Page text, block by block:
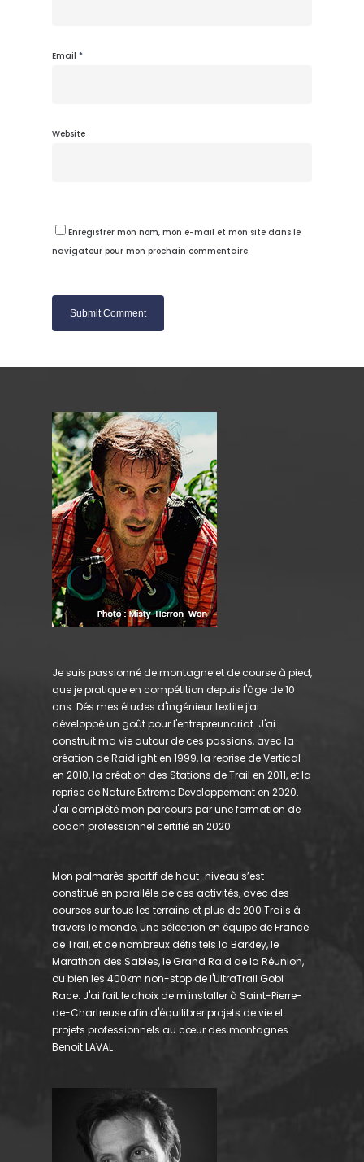
Email *
Website
Enregistrer mon nom, mon e-mail et mon site dans le
navigateur pour mon prochain commentaire.
Je suis passionné de montagne et de course à pied,
que je pratique en compétition depuis l'âge de 10
ans. Dés mes études d'ingénieur textile j'ai
développé un goût pour l'entrepreunariat. J'ai
construit ma vie autour de ces passions, avec la
création de Raidlight en 1999, la reprise de Vertical
en 2010, la création des Stations de Trail en 2011, et la
reprise de Nature Extreme Developpement en 2020.
J'ai complété mon parcours par une formation de
coach professionnel certifié en 2020.
Mon palmarès sportif de haut-niveau s’est
constitué en parallèle de ces activités, avec des
courses sur tous les terrains et plus de 200 Trails à
travers le monde, une sélection en équipe de France
de Trail, et de nombreux défis tels la Barkley, le
Marathon des Sables, le Grand Raid de la Réunion,
ou bien les 400km non-stop de l'UltraTrail Gobi
Race. J'ai fait le choix de m'installer à Saint-Pierre-
de-Chartreuse afin d'équilibrer projets de vie et
projets professionnels au cœur des montagnes.
Benoit LAVAL